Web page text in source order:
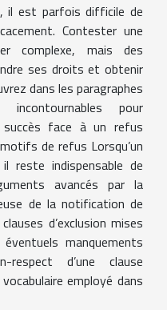
il est parfois difficile de
Contester une
complexe, mais des
ses droits et obtenir
dans les paragraphes
pour
face à un refus
de refus Lorsqu’un
reste indispensable de
avancés par la
de la notification de
d’exclusion mises
manquements
d’une clause
employé dans